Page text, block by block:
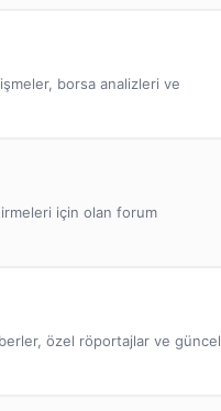
borsa analizleri ve
için olan forum
özel röportajlar ve güncel